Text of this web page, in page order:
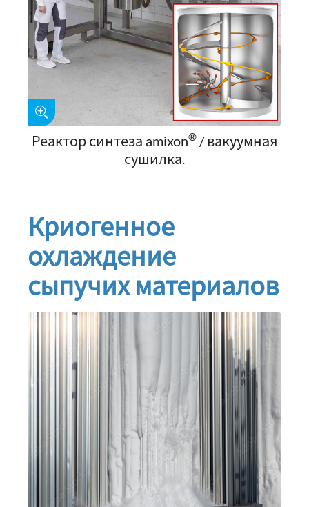
Реактор синтеза amixon® / вакуумная
сушилка.
Криогенное
охлаждение
сыпучих материалов